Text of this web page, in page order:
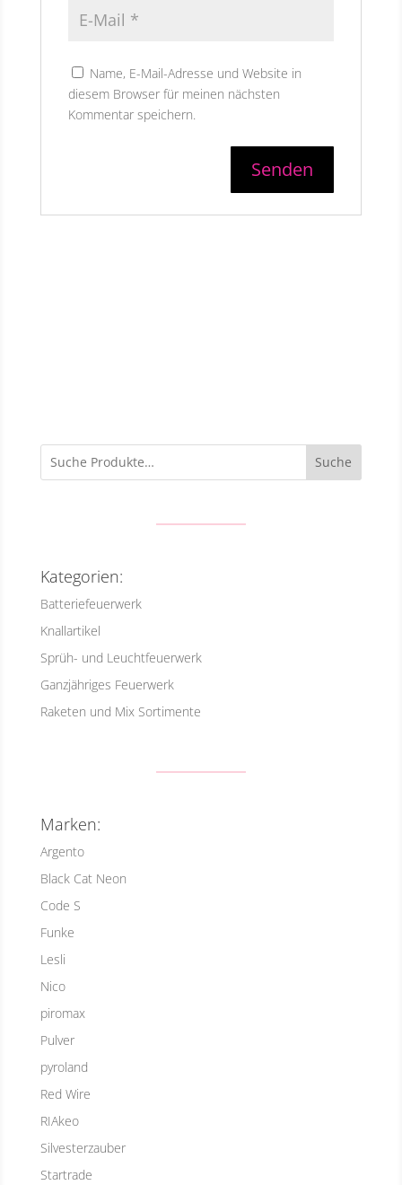
Name, E-Mail-Adresse und Website in
diesem Browser für meinen nächsten
Kommentar speichern.
Suche
Kategorien:
Batteriefeuerwerk
Knallartikel
Sprüh- und Leuchtfeuerwerk
Ganzjähriges Feuerwerk
Raketen und Mix Sortimente
Marken:
Argento
Black Cat Neon
Code S
Funke
Lesli
Nico
piromax
Pulver
pyroland
Red Wire
RIAkeo
Silvesterzauber
Startrade